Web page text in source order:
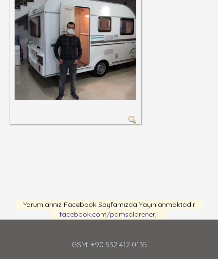
Yorumlarınız Facebook Sayfamızda Yayınlanmaktadır
facebook.com/pamsolarenerji
GSM: +90 532 412 0135